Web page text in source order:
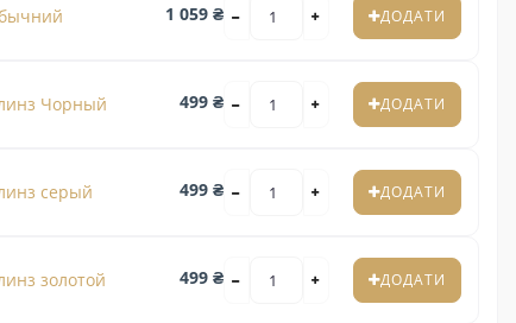
1 059 ₴ ДОДАТИ
Чорный 499 ₴ ДОДАТИ
серый 499 ₴ ДОДАТИ
золотой 499 ₴ ДОДАТИ